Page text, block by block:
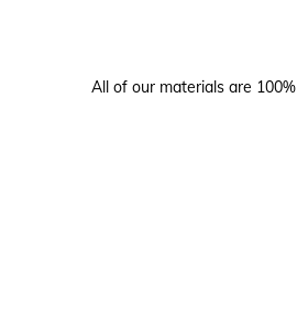
All of our materials are